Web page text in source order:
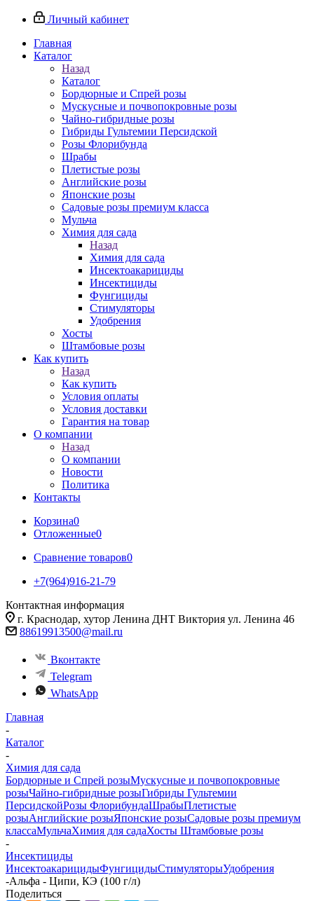
Личный кабинет
Главная
Каталог
Назад
Каталог
Бордюрные и Спрей розы
Мускусные и почвопокровные розы
Чайно-гибридные розы
Гибриды Гультемии Персидской
Розы Флорибунда
Шрабы
Плетистые розы
Английские розы
Японские розы
Садовые розы премиум класса
Мульча
Химия для сада
Назад
Химия для сада
Инсектоакарициды
Инсектициды
Фунгициды
Стимуляторы
Удобрения
Хосты
Штамбовые розы
Как купить
Назад
Как купить
Условия оплаты
Условия доставки
Гарантия на товар
О компании
Назад
О компании
Новости
Политика
Контакты
Корзина0
Отложенные0
Сравнение товаров0
+7(964)916-21-79
Контактная информация
г. Краснодар, хутор Ленина ДНТ Виктория ул. Ленина 46
88619913500@mail.ru
Вконтакте
Telegram
WhatsApp
Главная
-
Каталог
-
Химия для сада
Бордюрные и Спрей розыМускусные и почвопокровные
розыЧайно-гибридные розыГибриды Гультемии
ПерсидскойРозы ФлорибундаШрабыПлетистые
розыАнглийские розыЯпонские розыСадовые розы премиум
классаМульчаХимия для садаХосты Штамбовые розы
-
Инсектициды
ИнсектоакарицидыФунгицидыСтимуляторыУдобрения
-Альфа - Ципи, КЭ (100 г/л)
Поделиться